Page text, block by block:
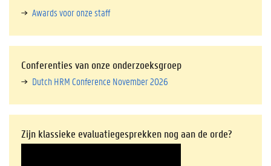
Awards voor onze staff
Conferenties van onze onderzoeksgroep
Dutch HRM Conference November 2026
Zijn klassieke evaluatiegesprekken nog aan de orde?